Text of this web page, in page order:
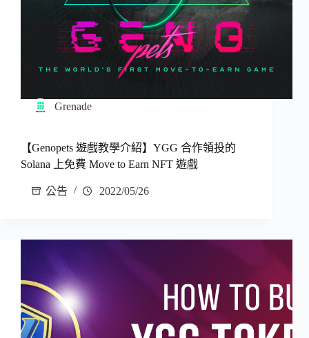
Grenade
【Genopets 遊戲教學介紹】YGG 合作領投的
Solana 上免費 Move to Earn NFT 遊戲
公告 2022/05/26